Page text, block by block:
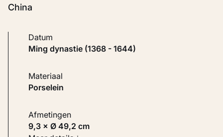
China
Datum
Ming dynastie (1368 - 1644)
Materiaal
Porselein
Afmetingen
9,3 × Ø 49,2 cm